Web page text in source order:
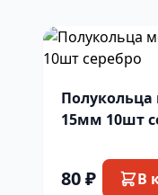
Полукольца
15мм 10шт
80 ₽ В